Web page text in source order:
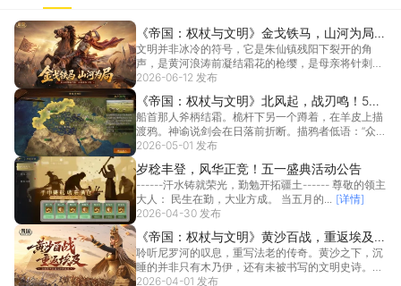
《帝国：权杖与文明》金戈铁马，山河为局！
全新主题赛季6月13日磅礴开启
文明并非冰冷的符号，它是朱仙镇残阳下裂开的角
声，是黄河浪涛前凝结霜花的枪缨，是母亲将针刺入
背时沉默的... [详情]
2026-06-12 发布
《帝国：权杖与文明》北风起，战刃鸣！5月1
日Ex赛季【北风与战刃】全新上线！
船首那人斧柄结霜。桅杆下另一个蹲着，在羊皮上描
渡鸦。神谕说剑会在日落前折断。描鸦者低语：“众父
要试你... [详情]
2026-05-01 发布
岁稔丰登，风华正竞！五一盛典活动公告
------汗水铸就荣光，勤勉开拓疆土------ 尊敬的领主
大人： 民生在勤，大业方成。 当五月的... [详情]
2026-04-30 发布
《帝国：权杖与文明》黄沙百战，重返埃及
——4月4日全新赛季开启沉浸式沙海征伐！
聆听尼罗河的叹息，重写法老的传奇。黄沙之下，沉
睡的并非只有木乃伊，还有未被书写的文明史诗。这
不再是一... [详情]
2026-04-01 发布